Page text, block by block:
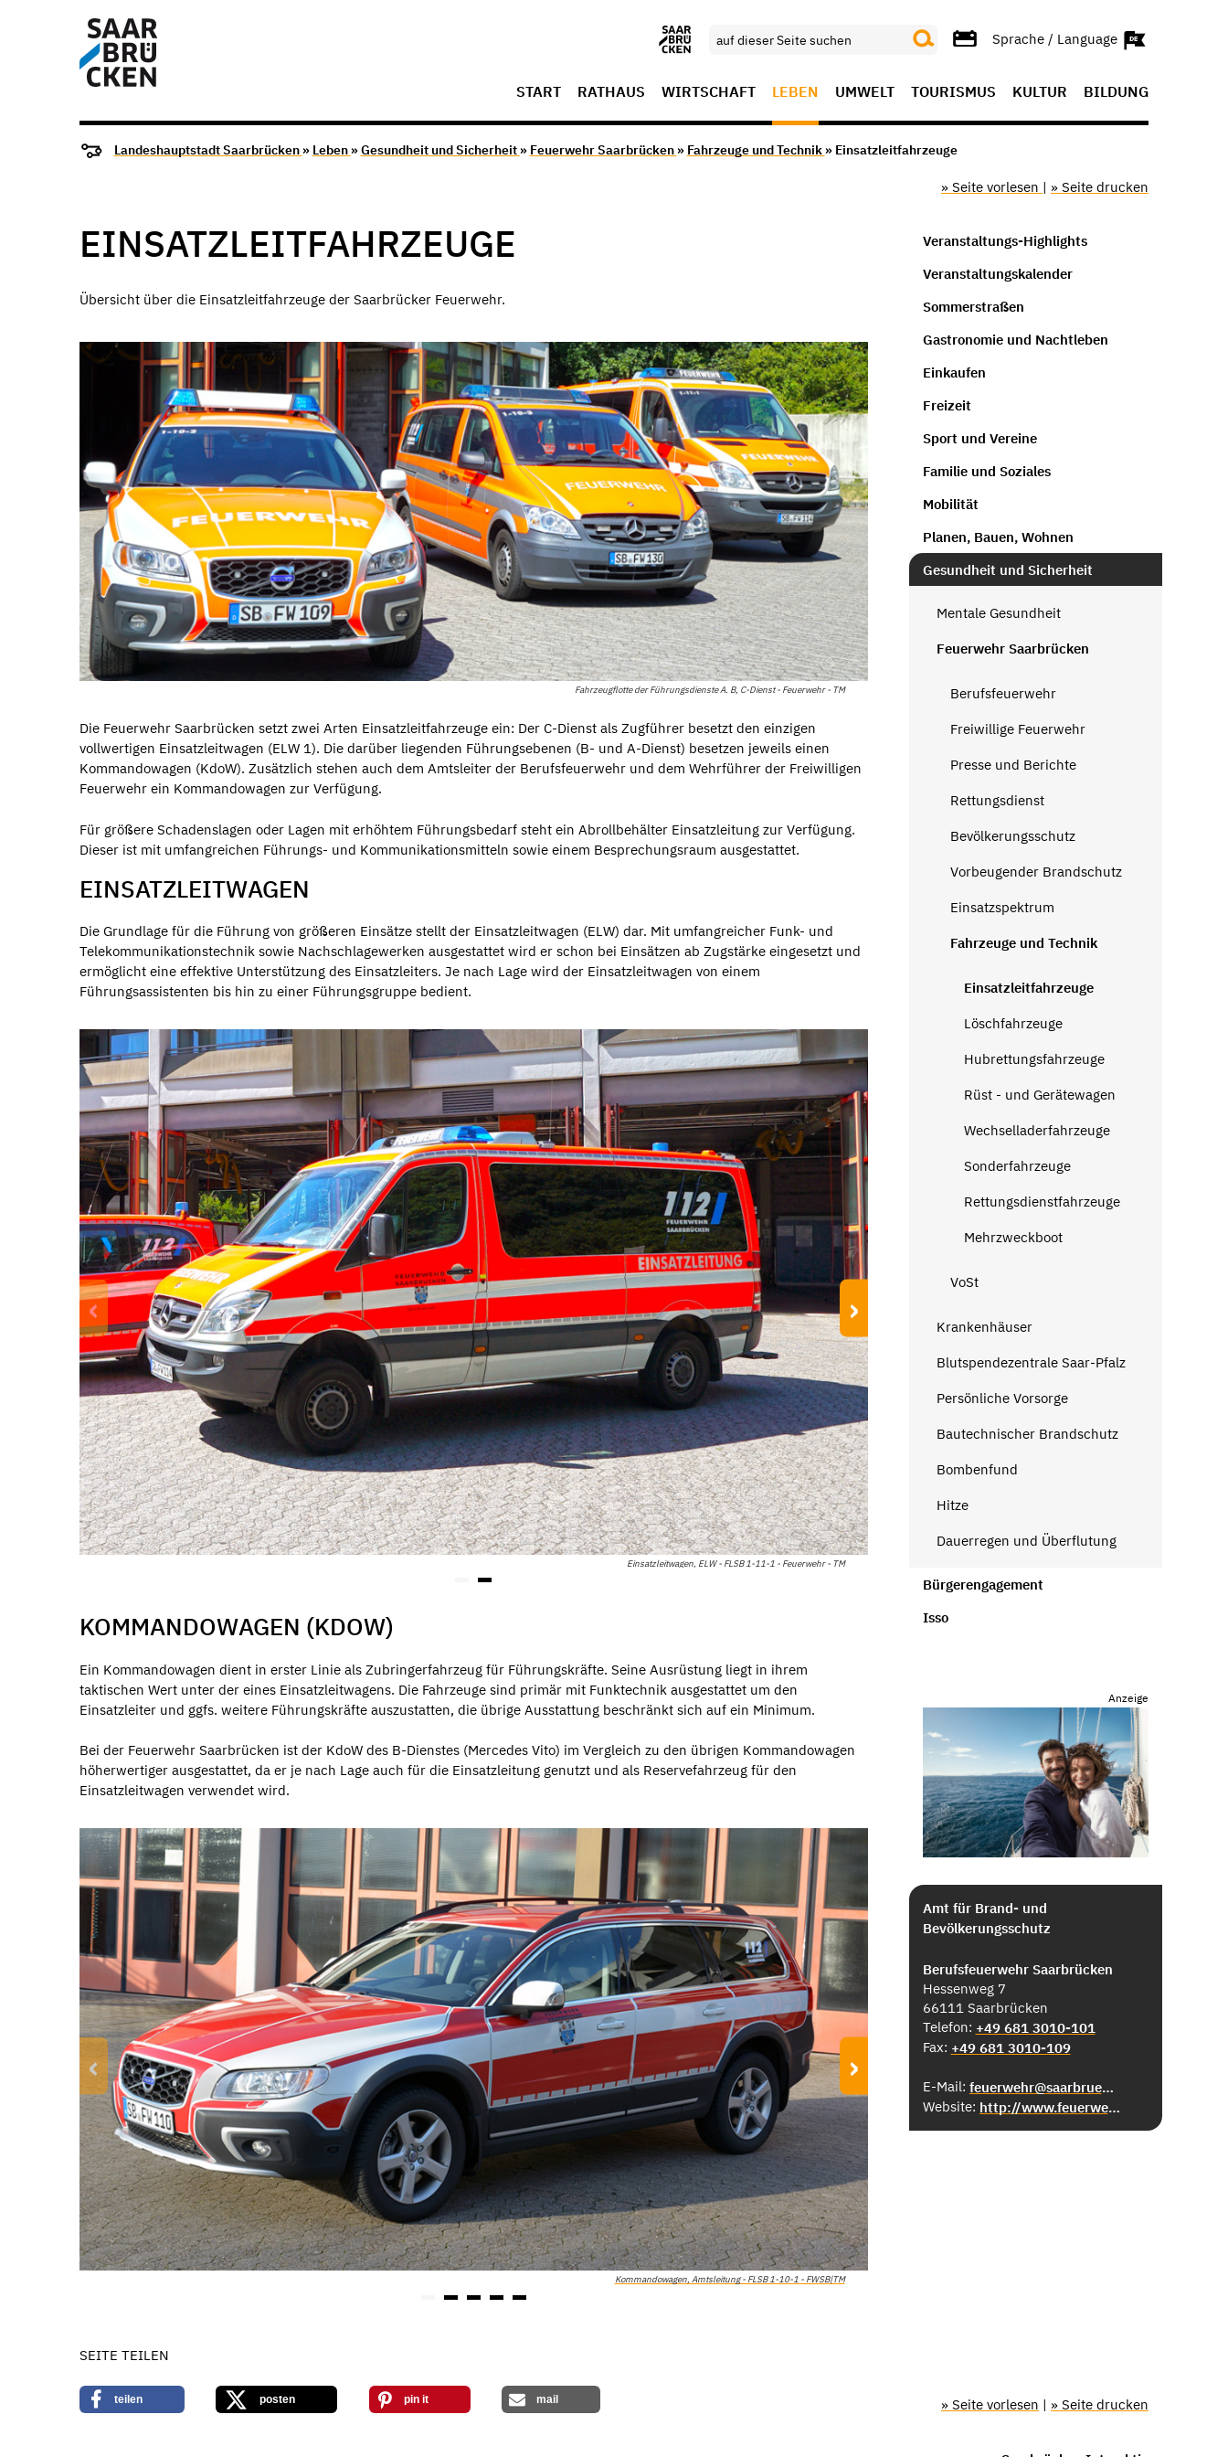
Sprache / Language
START RATHAUS WIRTSCHAFT LEBEN UMWELT TOURISMUS KULTUR BILDUNG
Landeshauptstadt Saarbrücken » Leben »Gesundheit und Sicherheit » Feuerwehr Saarbrücken » Fahrzeuge und Technik » Einsatzleitfahrzeuge
» Seite vorlesen | » Seite drucken
EINSATZLEITFAHRZEUGE
Übersicht über die Einsatzleitfahrzeuge der Saarbrücker Feuerwehr.
Fahrzeugflotte der Führungsdienste A. B, C-Dienst - Feuerwehr - TM
Die Feuerwehr Saarbrücken setzt zwei Arten Einsatzleitfahrzeuge ein: Der C-Dienst als Zugführer besetzt den einzigen
vollwertigen Einsatzleitwagen (ELW 1). Die darüber liegenden Führungsebenen (B- und A-Dienst) besetzen jeweils einen
Kommandowagen (KdoW). Zusätzlich stehen auch dem Amtsleiter der Berufsfeuerwehr und dem Wehrführer der Freiwilligen
Feuerwehr ein Kommandowagen zur Verfügung.
Für größere Schadenslagen oder Lagen mit erhöhtem Führungsbedarf steht ein Abrollbehälter Einsatzleitung zur Verfügung.
Dieser ist mit umfangreichen Führungs- und Kommunikationsmitteln sowie einem Besprechungsraum ausgestattet.
EINSATZLEITWAGEN
Die Grundlage für die Führung von größeren Einsätze stellt der Einsatzleitwagen (ELW) dar. Mit umfangreicher Funk- und
Telekommunikationstechnik sowie Nachschlagewerken ausgestattet wird er schon bei Einsätzen ab Zugstärke eingesetzt und
ermöglicht eine effektive Unterstützung des Einsatzleiters. Je nach Lage wird der Einsatzleitwagen von einem
Führungsassistenten bis hin zu einer Führungsgruppe bedient.
Einsatzleitwagen, ELW - FLSB 1-11-1 - Feuerwehr - TM
‹ ›
KOMMANDOWAGEN (KDOW)
Ein Kommandowagen dient in erster Linie als Zubringerfahrzeug für Führungskräfte. Seine Ausrüstung liegt in ihrem
taktischen Wert unter der eines Einsatzleitwagens. Die Fahrzeuge sind primär mit Funktechnik ausgestattet um den
Einsatzleiter und ggfs. weitere Führungskräfte auszustatten, die übrige Ausstattung beschränkt sich auf ein Minimum.
Bei der Feuerwehr Saarbrücken ist der KdoW des B-Dienstes (Mercedes Vito) im Vergleich zu den übrigen Kommandowagen
höherwertiger ausgestattet, da er je nach Lage auch für die Einsatzleitung genutzt und als Reservefahrzeug für den
Einsatzleitwagen verwendet wird.
Kommandowagen, Amtsleitung - FLSB 1-10-1 - FWSB|TM
‹ ›
Veranstaltungs-Highlights
Veranstaltungskalender
Sommerstraßen
Gastronomie und Nachtleben
Einkaufen
Freizeit
Sport und Vereine
Familie und Soziales
Mobilität
Planen, Bauen, Wohnen
Gesundheit und Sicherheit
Mentale Gesundheit
Feuerwehr Saarbrücken
Berufsfeuerwehr
Freiwillige Feuerwehr
Presse und Berichte
Rettungsdienst
Bevölkerungsschutz
Vorbeugender Brandschutz
Einsatzspektrum
Fahrzeuge und Technik
Einsatzleitfahrzeuge
Löschfahrzeuge
Hubrettungsfahrzeuge
Rüst - und Gerätewagen
Wechselladerfahrzeuge
Sonderfahrzeuge
Rettungsdienstfahrzeuge
Mehrzweckboot
VoSt
Krankenhäuser
Blutspendezentrale Saar-Pfalz
Persönliche Vorsorge
Bautechnischer Brandschutz
Bombenfund
Hitze
Dauerregen und Überflutung
Bürgerengagement
Isso
Anzeige
Amt für Brand- und
Bevölkerungsschutz
Berufsfeuerwehr Saarbrücken
Hessenweg 7
66111 Saarbrücken
Telefon: +49 681 3010-101
Fax: +49 681 3010-109
E-Mail:
feuerwehr@saarbruecken.de
Website:
http://www.feuerwehr-saarbruecken.de
SEITE TEILEN
teilen posten pin it mail » Seite vorlesen | » Seite drucken